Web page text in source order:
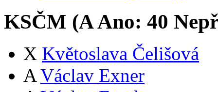
KSČM (AAno: 40
X Květoslava Čelišová
A Václav Exner